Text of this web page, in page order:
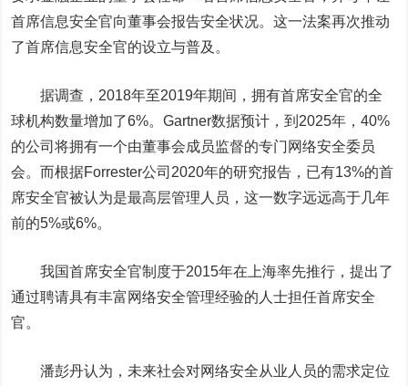
首席信息安全官向董事会报告安全状况。这一法案再次推动
了首席信息安全官的设立与普及。
据调查， 2018年至2019年期间，拥有首席安全官的全
球机构数量增加了6%。Gartner数据预计，到 2025年，40%
的公司将拥有一个由董事会成员监督的专门网络安全委员
会。而根据Forrester公司 2020年的研究报告，已有13%的首
席安全官被认为是最高层管理人员，这一数字远远高于几年
前的5%或6%。
我国首席安全官制度于2015年在上海率先推行，提出了
通过聘请具有丰富网络安全管理经验的人士担任首席安全
官。
潘彭丹认为，未来社会对网络安全从业人员的需求定位